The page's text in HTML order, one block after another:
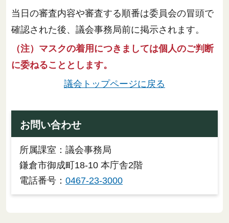
当日の審査内容や審査する順番は委員会の冒頭で
確認された後、議会事務局前に掲示されます。
（注）マスクの着用につきましては個人のご判断
に委ねることとします。
議会トップページに戻る
お問い合わせ
所属課室：議会事務局
鎌倉市御成町18-10 本庁舎2階
電話番号： 0467-23-3000